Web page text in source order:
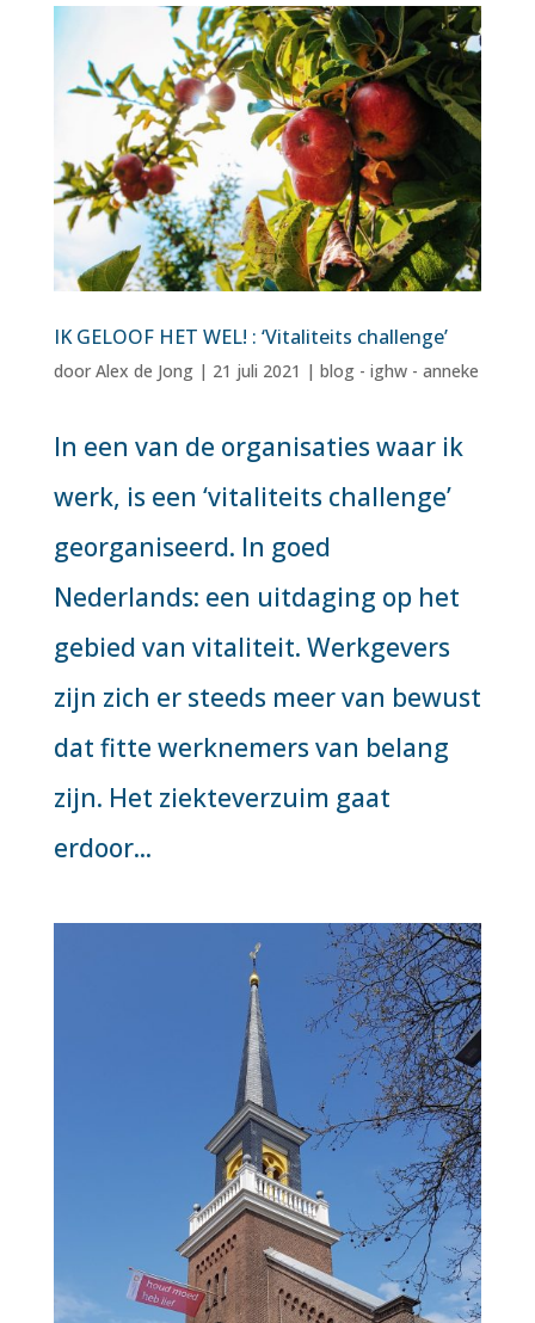
IK GELOOF HET WEL! : ‘Vitaliteits challenge’
door Alex de Jong| 21 juli 2021 | blog - ighw - anneke
In een van de organisaties waar ik
werk, is een ‘vitaliteits challenge’
georganiseerd. In goed
Nederlands: een uitdaging op het
gebied van vitaliteit. Werkgevers
zijn zich er steeds meer van bewust
dat fitte werknemers van belang
zijn. Het ziekteverzuim gaat
erdoor...